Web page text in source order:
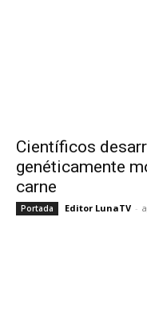
Científicos
genéticamente
carne
Portada Editor LunaTV -